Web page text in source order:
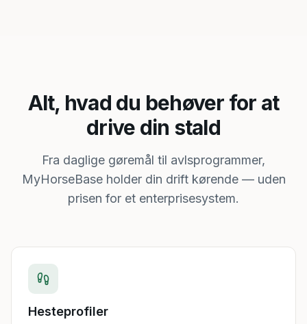
Alt, hvad du behøver for at
drive din stald
Fra daglige gøremål til avlsprogrammer,
MyHorseBase holder din drift kørende — uden
prisen for et enterprisesystem.
Hesteprofiler